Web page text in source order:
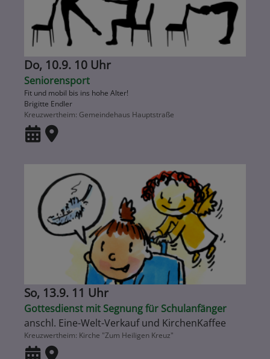
Do, 10.9. 10 Uhr
Seniorensport
Fit und mobil bis ins hohe Alter!
Brigitte Endler
Kreuzwertheim Gemeindehaus Hauptstraße
So, 13.9. 11 Uhr
Gottesdienst mit Segnung für Schulanfänger
anschl. Eine-Welt-Verkauf und KirchenKaffee
Kreuzwertheim Kirche "Zum Heiligen Kreuz"